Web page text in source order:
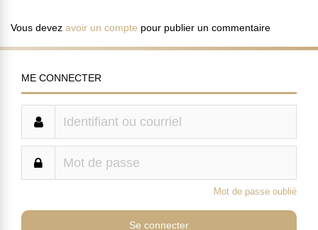
Vous devez avoir un compte pour publier un commentaire
ME CONNECTER
Mot de passe oublié